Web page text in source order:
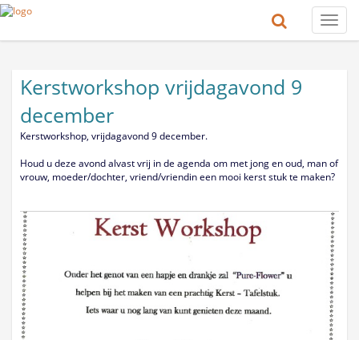
Toggle
Kerstworkshop vrijdagavond 9
december
Kerstworkshop, vrijdagavond 9 december.
Houd u deze avond alvast vrij in de agenda om met jong en oud, man of
vrouw, moeder/dochter, vriend/vriendin een mooi kerst stuk te maken?